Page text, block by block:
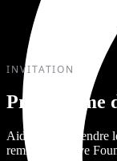
INVITATION
Programme
Aidez-nous à rendre
remise exclusive